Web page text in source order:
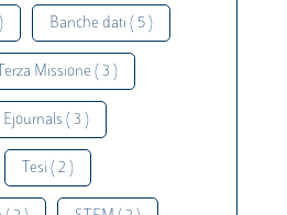
Banche dati ( 5 )
Terza Missione ( 3 )
Ejournals ( 3 )
Tesi ( 2 )